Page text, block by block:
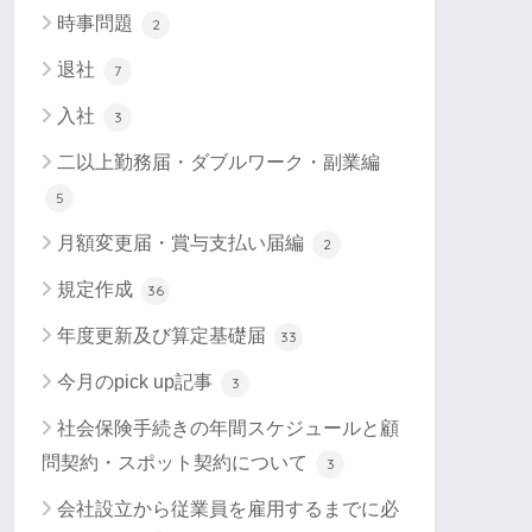
時事問題 2
退社 7
入社 3
二以上勤務届・ダブルワーク・副業編
5
月額変更届・賞与支払い届編 2
規定作成 36
年度更新及び算定基礎届 33
今月のpick up記事 3
社会保険手続きの年間スケジュールと顧
問契約・スポット契約について
3
会社設立から従業員を雇用するまでに必